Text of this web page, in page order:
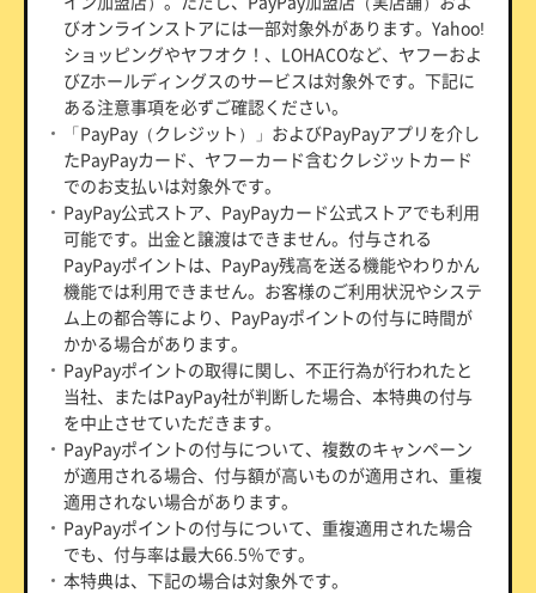
びオンラインストアには一部対象外があります。Yahoo!
ショッピングやヤフオク！、LOHACOなど、ヤフーおよ
びZホールディングスのサービスは対象外です。下記に
ある注意事項を必ずご確認ください。
「PayPay（クレジット）」およびPayPayアプリを介し
たPayPayカード、ヤフーカード含むクレジットカード
でのお支払いは対象外です。
PayPay公式ストア、PayPayカード公式ストアでも利用
可能です。出金と譲渡はできません。付与される
PayPayポイントは、PayPay残高を送る機能やわりかん
機能では利用できません。お客様のご利用状況やシステ
ム上の都合等により、PayPayポイントの付与に時間が
かかる場合があります。
PayPayポイントの取得に関し、不正行為が行われたと
当社、またはPayPay社が判断した場合、本特典の付与
を中止させていただきます。
PayPayポイントの付与について、複数のキャンペーン
が適用される場合、付与額が高いものが適用され、重複
適用されない場合があります。
PayPayポイントの付与について、重複適用された場合
でも、付与率は最大66.5％です。
本特典は、下記の場合は対象外です。